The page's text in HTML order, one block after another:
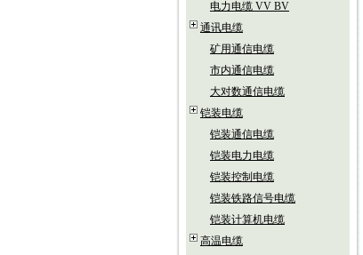
电力电缆 VV BV
通讯电缆
矿用通信电缆
市内通信电缆
大对数通信电缆
铠装电缆
铠装通信电缆
铠装电力电缆
铠装控制电缆
铠装铁路信号电缆
铠装计算机电缆
高温电缆